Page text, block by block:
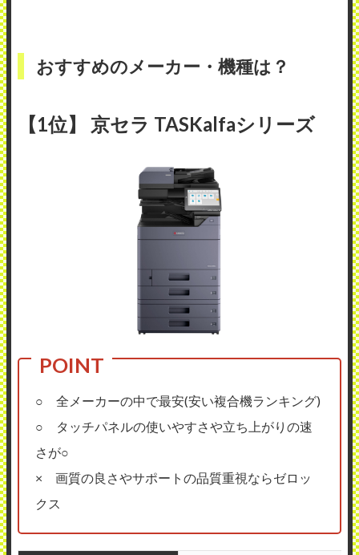
おすすめのメーカー・機種は？
【1位】 京セラ TASKalfaシリーズ
○ 全メーカーの中で最安(安い複合機ランキング)
○ タッチパネルの使いやすさや立ち上がりの速
さが○
× 画質の良さやサポートの品質重視ならゼロッ
クス